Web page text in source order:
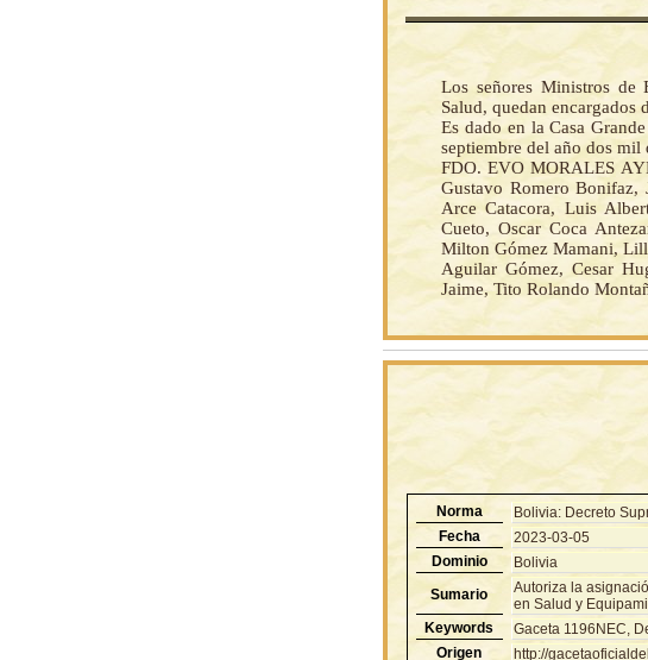
Los señores Ministros de
Salud, quedan
Es dado en la Casa
septiembre del año dos mil
FDO. EVO MORALES
Gustavo Romero Bonifaz,
Arce Catacora, Luis
Cueto, Oscar Coca
Milton Gómez Mamani,
Aguilar Gómez, Cesar
Jaime, Tito Rolando
Norma
Bolivia: Decreto
Fecha
2023-03-05
Dominio
Bolivia
Sumario
Autoriza la
en Salud y
Keywords
Gaceta 1196NEC,
Origen
http://